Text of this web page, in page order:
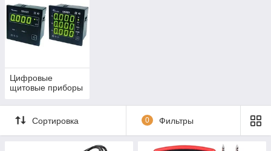
Цифровые
щитовые приборы
Сортировка 0 Фильтры